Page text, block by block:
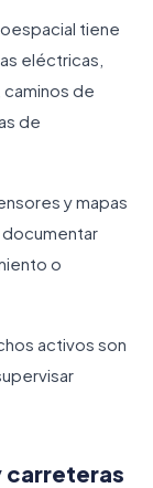
tiene
eléctricas,
de
de
y mapas
o
activos son
carreteras